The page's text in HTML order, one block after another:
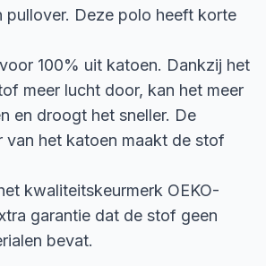
pullover. Deze polo heeft korte
100% uit katoen. Dankzij het
meer lucht door, kan het meer
en droogt het sneller. De
van het katoen maakt de stof
kwaliteitskeurmerk OEKO-
garantie dat de stof geen
bevat.